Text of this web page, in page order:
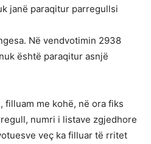
janë paraqitur parregullsi
Në vendvotimin 2938
është paraqitur asnjë
filluam me kohë, në ora fiks
numri i listave zgjedhore
veç ka filluar të rritet